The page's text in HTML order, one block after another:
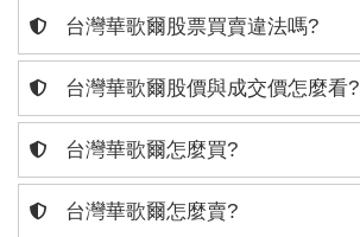
台灣華歌爾股票買賣違法嗎?
台灣華歌爾股價與成交價怎麼看?
台灣華歌爾怎麼買?
台灣華歌爾怎麼賣?